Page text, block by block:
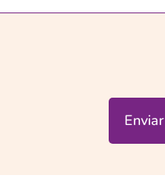
Enviar